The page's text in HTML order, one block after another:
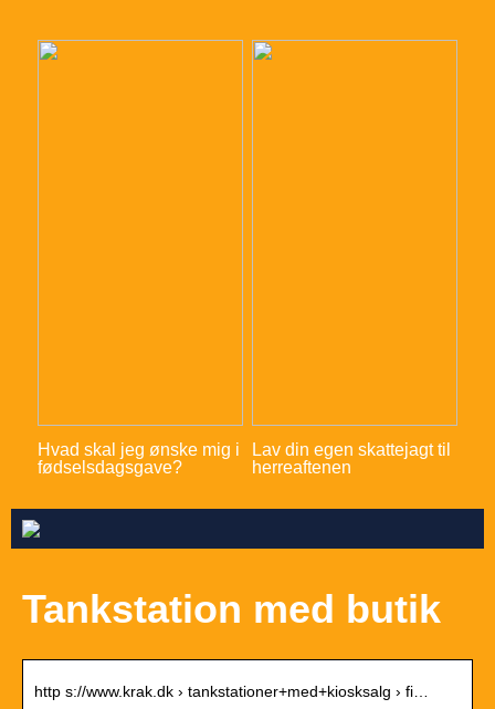
Hvad skal jeg ønske mig i
fødselsdagsgave?
Lav din egen skattejagt til
herreaftenen
Tankstation med butik
http s://www.krak.dk › tankstationer+med+kiosksalg › fi…